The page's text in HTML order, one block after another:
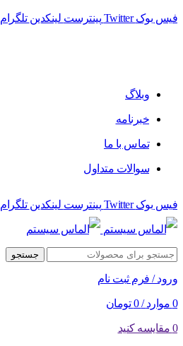
فیس بوک Twitter پینترست لینکدین تلگرام
وبلاگ
خبرنامه
تماس با ما
سوالات متداول
فیس بوک Twitter پینترست لینکدین تلگرام
جستجو
ورود / فرم ثبت نام
0 موارد /
0 تومان
0 مقایسه کنید